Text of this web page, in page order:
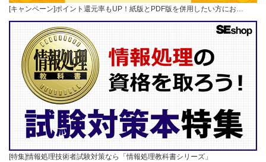
[キャンペーン]ポイント還元率もUP！紙版とPDF版を併用したい方にお…
[特集]情報処理技術者試験対策なら「情報処理教科書シリーズ」